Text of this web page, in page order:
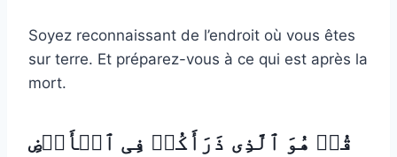
Soyez reconnaissant de l’endroit où vous êtes
sur terre. Et préparez-vous à ce qui est après la
mort.
قُلۡ هُوَ ٱلَّذِی ذَرَأَكُمۡ فِی ٱلۡأَرۡضِ